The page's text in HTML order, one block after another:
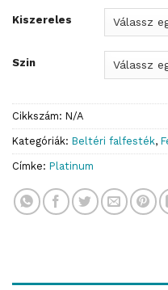
Kiszereles
Szin
Cikkszám: N/A
Kategóriák: Beltéri falfesték,
Címke: Platinum